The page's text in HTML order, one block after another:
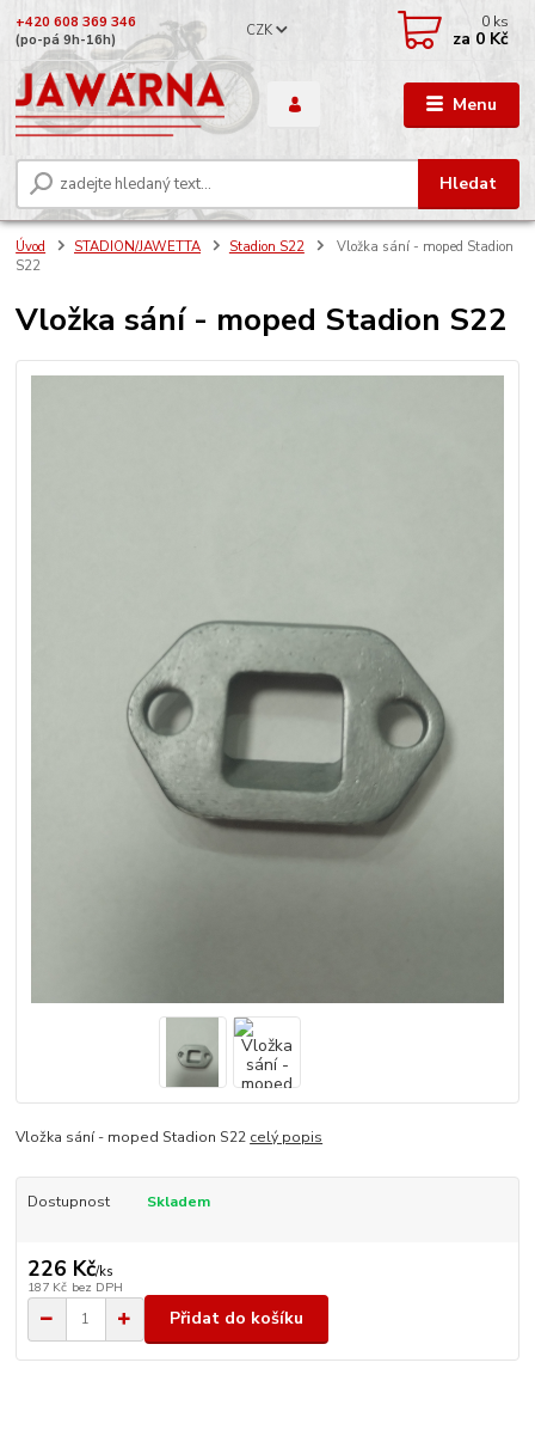
Menu
CZK
Hledat
+420 608 369 346
(po-pá 9h-16h)
0 ks
za 0 Kč
Úvod STADION/JAWETTA Stadion S22
Vložka sání - moped Stadion
S22
Vložka sání - moped Stadion S22
Vložka sání - moped Stadion S22 celý popis
Dostupnost Skladem
226 Kč/ks
187 Kč bez DPH
Přidat do košíku